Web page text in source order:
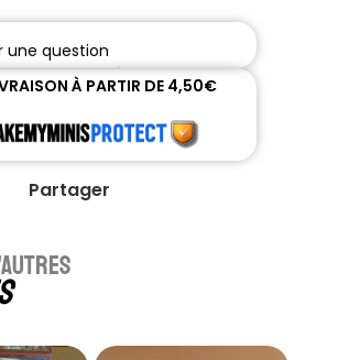
une question
À PARTIR DE 4,50€
Partager